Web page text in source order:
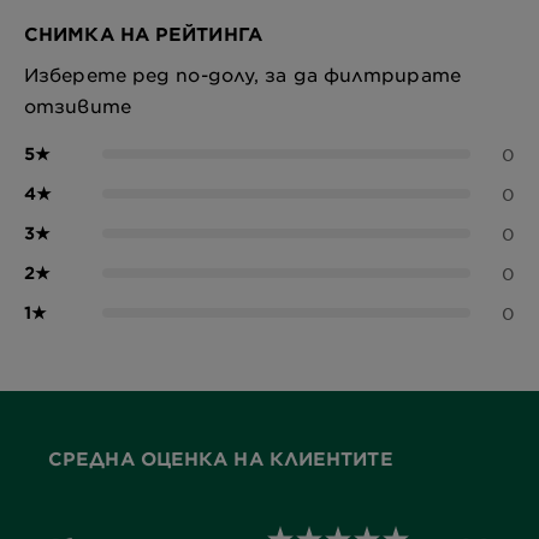
СНИМКА НА РЕЙТИНГА
Изберете ред по-долу, за да филтрирате
отзивите
5★ 0
4★ 0
3★ 0
2★ 0
1★ 0
СРЕДНА ОЦЕНКА НА КЛИЕНТИТЕ